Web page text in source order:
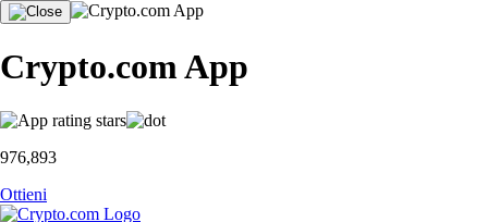
Crypto.com App
976,893
Ottieni